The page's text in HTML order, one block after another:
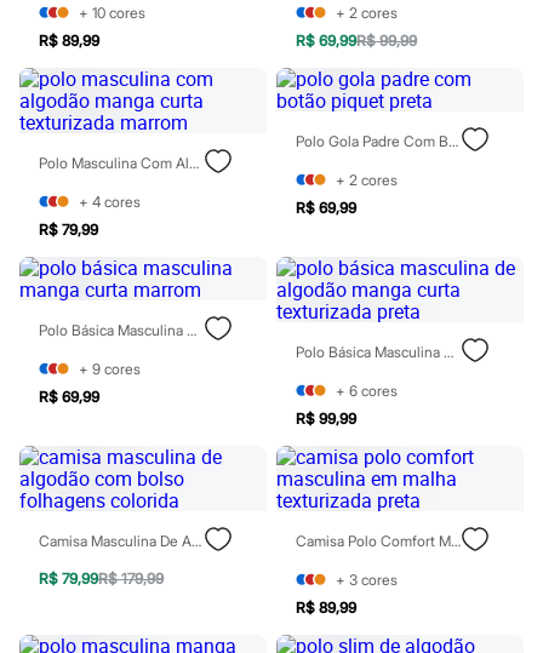
Camisas
Casacos e Jaquetas
Moda esportiva
Shorts e Bermudas
Todos os produtos
Em alta
Arrumadinho para os meninos
Romântico para as meninas
Inverno
Novidades
Roupas menina
0 a 24 meses
1 a 5 anos
4 a 12 anos
10 a 16 anos
Roupas menino
0 a 24 meses
4 a 12 anos
10 a 16 anos
Acessórios
Recém-nascido
Bolsas e Mochilas
Calçados
Pantufas
+ 10 cores
R$ 89,99
+ 2 cores
R$ 69,99R$ 99,99
Polo Masculina Com Algodão Manga Curta Texturizada Marrom
+ 4 cores
R$ 79,99
Polo Gola Padre Com Botão Piquet Preta
+ 2 cores
R$ 69,99
Polo Básica Masculina Manga Curta Marrom
+ 9 cores
R$ 69,99
Polo Básica Masculina De Algodão Manga Curta Texturizada Preta
+ 6 cores
R$ 99,99
Camisa Masculina De Algodão Com Bolso Folhagens Colorida
R$ 79,99R$ 179,99
Camisa Polo Comfort Masculina Em Malha Texturizada Preta
+ 3 cores
R$ 89,99